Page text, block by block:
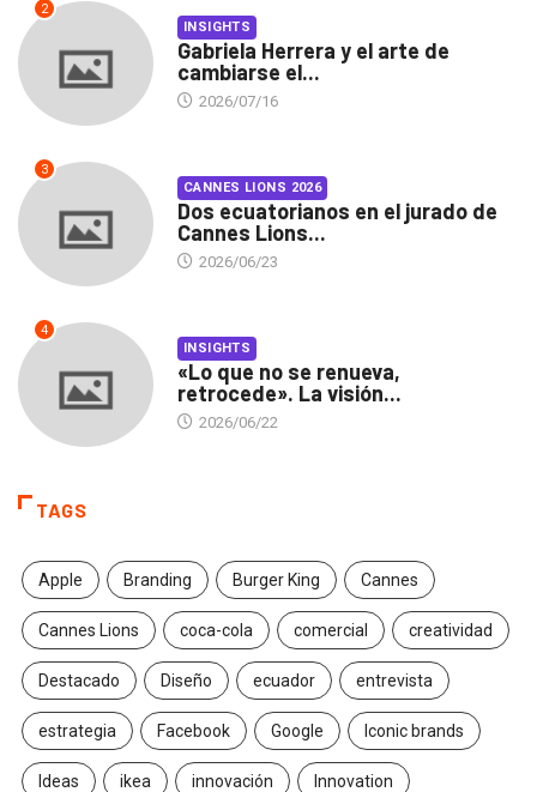
2
INSIGHTS
Gabriela Herrera y el arte de
cambiarse el...
2026/07/16
3
CANNES LIONS 2026
Dos ecuatorianos en el jurado de
Cannes Lions...
2026/06/23
4
INSIGHTS
«Lo que no se renueva,
retrocede». La visión...
2026/06/22
TAGS
Apple Branding Burger King Cannes
Cannes Lions coca-cola comercial creatividad
Destacado Diseño ecuador entrevista
estrategia Facebook Google Iconic brands
Ideas ikea innovación Innovation